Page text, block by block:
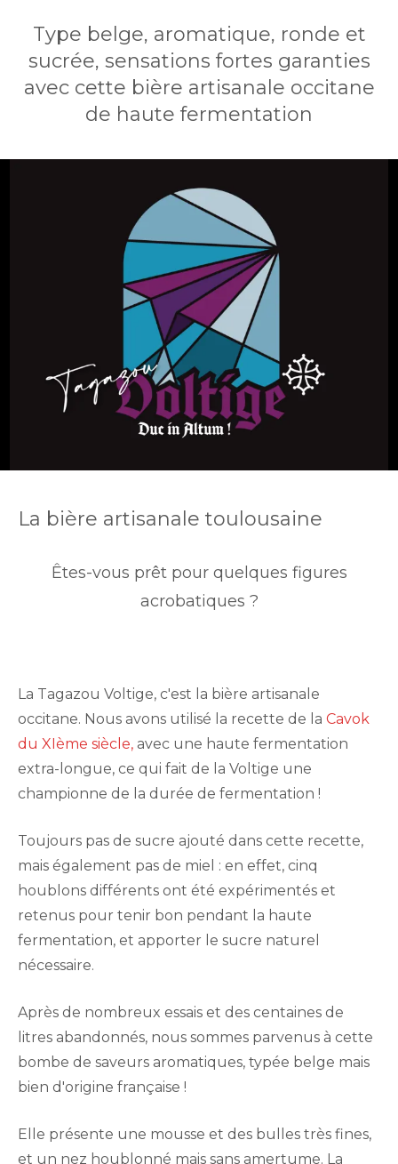
Type belge, aromatique, ronde et
sucrée, sensations fortes garanties
avec cette bière artisanale occitane
de haute fermentation
La bière artisanale toulousaine
Êtes-vous prêt pour quelques figures
acrobatiques ?
La Tagazou Voltige, c'est la bière artisanale
occitane. Nous avons utilisé la recette de la Cavok
du XIème siècle, avec une haute fermentation
extra-longue, ce qui fait de la Voltige une
championne de la durée de fermentation !
Toujours pas de sucre ajouté dans cette recette,
mais également pas de miel : en effet, cinq
houblons différents ont été expérimentés et
retenus pour tenir bon pendant la haute
fermentation, et apporter le sucre naturel
nécessaire.
Après de nombreux essais et des centaines de
litres abandonnés, nous sommes parvenus à cette
bombe de saveurs aromatiques, typée belge mais
bien d'origine française !
Elle présente une mousse et des bulles très fines,
et un nez houblonné mais sans amertume. La